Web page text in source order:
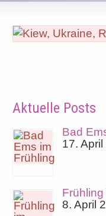
Aktuelle Posts
Bad
17.
8. April